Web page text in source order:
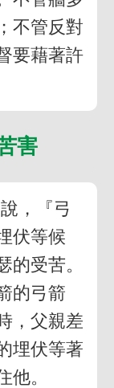
不管反對
要藉著許
害
，『弓
伏等候
的受苦。
的弓箭
，父親差
埋伏等著
他。